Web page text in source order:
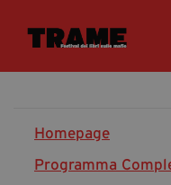
Trame.15
Libri
Homepage
Programma